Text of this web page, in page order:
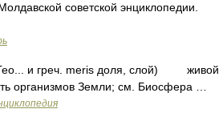
советской энциклопедии.
и греч. meris доля, слой) живой
организмов Земли; см. Биосфера …